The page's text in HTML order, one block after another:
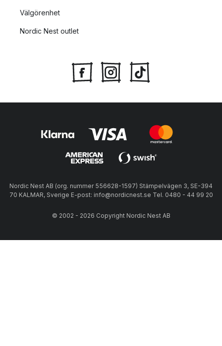
Välgörenhet
Nordic Nest outlet
Nordic Nest AB (org. nummer 556628-1597) Stämpelvägen 3, SE-394
70 KALMAR, Sverige E-post: info@nordicnest.se Tel. 0480 - 44 99 20
© 2002 - 2026 Copyright Nordic Nest AB